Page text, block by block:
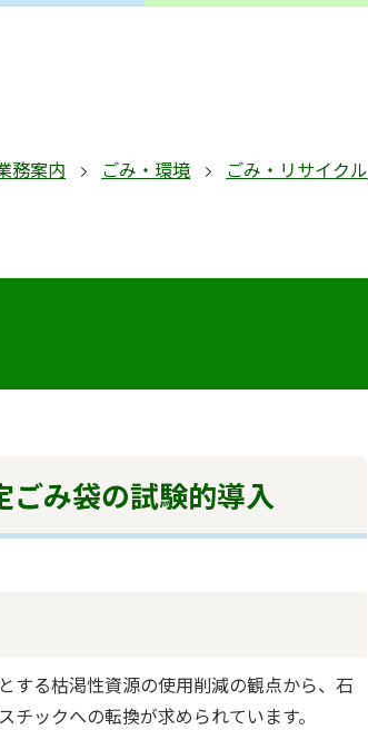
務案内 ごみ・環境 ごみ・リサイクル
ごみ袋の試験的導入
する枯渇性資源の使用削減の観点から、石
ックへの転換が求められています。